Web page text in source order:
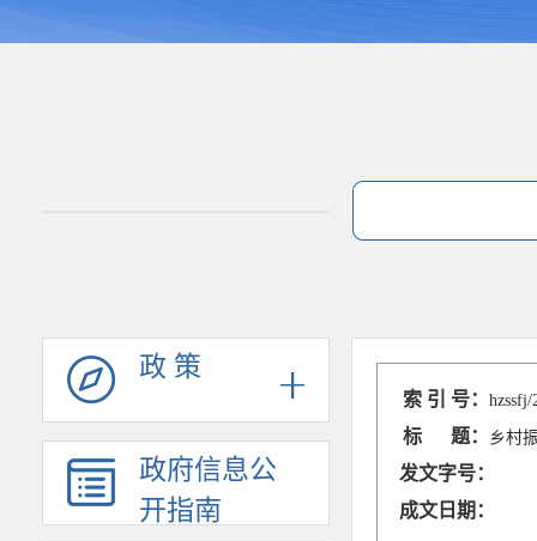
政 策
政府信息公
开指南
索 引 号：hzssfj/
标 题： 乡村
发文字号：
成文日期：